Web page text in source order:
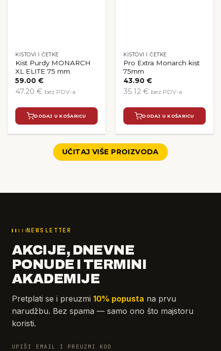
KISTOVI I ČETKE
Kist Purdy MONARCH
XL ELITE 75 mm.
59.00€
47.20 € bez PDV-a
DODAJ U KOŠARICU
KISTOVI I ČETKE
Pro Extra Monarch kist
75mm
43.90€
35.12 € bez PDV-a
DODAJ U KOŠARICU
UČITAJ VIŠE PROIZVODA
NEWSLETTER
AKCIJE, DNEVNE
PONUDE I TERMINI
AKADEMIJE
Pretplati se i preuzmi 10% popusta na prvu
narudžbu. Bez spama — samo ono što majstoru
koristi.
UPIŠI EMAIL I PREUZMI KOD